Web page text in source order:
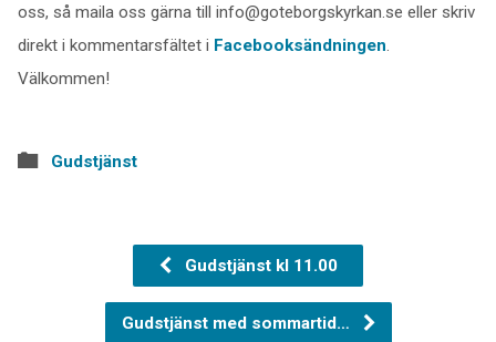
oss, så maila oss gärna till info@goteborgskyrkan.se eller skriv
direkt i kommentarsfältet i Facebooksändningen.
Välkommen!
Gudstjänst
Gudstjänst kl 11.00
Gudstjänst med sommartid…